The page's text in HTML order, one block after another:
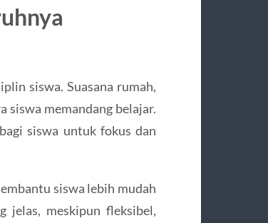
siswa. Suasana rumah,
siswa memandang belajar.
siswa untuk fokus dan
siswa lebih mudah
jelas, meskipun fleksibel,